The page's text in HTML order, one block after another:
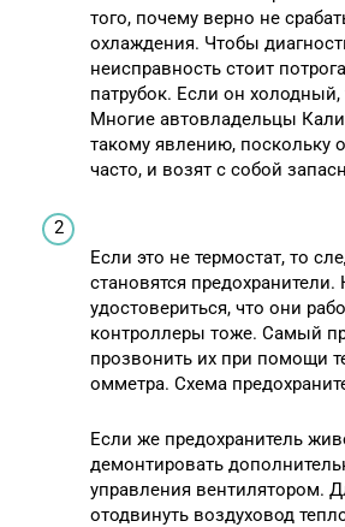
того, почему верно не
охлаждения. Чтобы
неисправность стоит
патрубок. Если он холодный,
Многие автовладельцы
такому явлению, поскольку
часто, и возят с собой
Если это не термостат, то
становятся предохранители.
удостовериться, что они
контроллеры тоже. Самый
прозвонить их при помощи
омметра. Схема
Если же предохранитель
демонтировать
управления вентилятором.
отодвинуть воздуховод